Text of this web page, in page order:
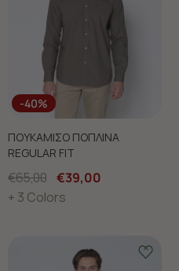
-40%
ΠΟΥΚΑΜΙΣΟ ΠΟΠΛΙΝΑ
REGULAR FIT
€65,00 €39,00
+ 3 Colors